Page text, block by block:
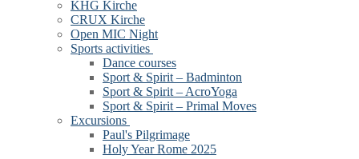
KHG Kirche
CRUX Kirche
Open MIC Night
Sports activities
Dance courses
Sport & Spirit – Badminton
Sport & Spirit – AcroYoga
Sport & Spirit – Primal Moves
Excursions
Paul's Pilgrimage
Holy Year Rome 2025